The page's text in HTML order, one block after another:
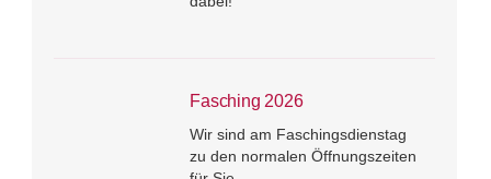
Fasching 2026
Wir sind am Faschingsdienstag
zu den normalen Öffnungszeiten